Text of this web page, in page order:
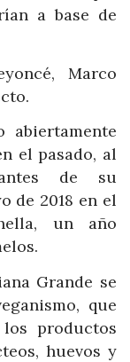
a base de
Marco
abiertamente
el pasado, al
de su
de 2018 en el
un año
Grande se
que
productos
huevos y